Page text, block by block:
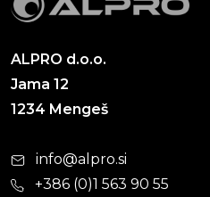
ALPRO d.o.o.
Jama 12
1234 Mengeš
info@alpro.si
+386 (0)1 563 90 55